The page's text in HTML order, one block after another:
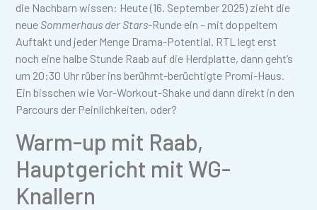
die Nachbarn wissen: Heute (16. September 2025) zieht die
neue Sommerhaus der Stars-Runde ein – mit doppeltem
Auftakt und jeder Menge Drama-Potential. RTL legt erst
noch eine halbe Stunde Raab auf die Herdplatte, dann geht’s
um 20:30 Uhr rüber ins berühmt-berüchtigte Promi-Haus.
Ein bisschen wie Vor-Workout-Shake und dann direkt in den
Parcours der Peinlichkeiten, oder?
Warm-up mit Raab,
Hauptgericht mit WG-
Knallern